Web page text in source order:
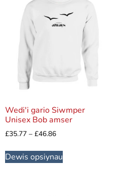
Wedi'i gario Siwmper
Unisex Bob amser
£35.77 – £46.86
Dewis opsiynau